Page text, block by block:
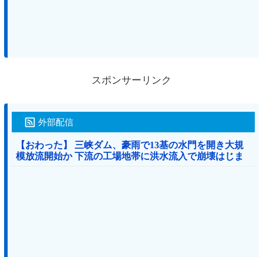
スポンサーリンク
外部配信
【おわった】 三峡ダム、豪雨で13基の水門を開き大規
模放流開始か 下流の工場地帯に洪水流入で崩壊はじま
る